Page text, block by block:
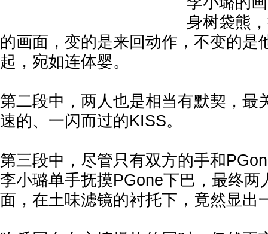
身树袋熊
的画面，变的是来回动作，不变的是
起，宛如连体婴。
第二段中，两人也是相当有默契，最
速的、一闪而过的KISS。
第三段中，尽管只有双方的手和
李小璐单手抚摸PGone下巴，最终两
面，在土味滤镜的衬托下，竟然显出